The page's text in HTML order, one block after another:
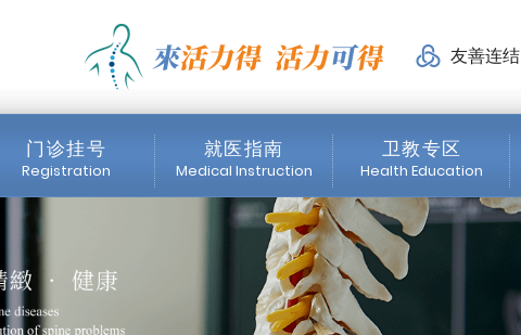
疗_卫教专区 | 活力得
友善连结
门诊挂号
Registration
网络挂号
就医指南
Medical Instruction
挂号注意事项
收费标准
卫教专区
Health Education
脊椎专区
微创脊椎手术